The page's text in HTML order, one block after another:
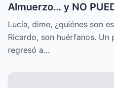
Almuerzo… y NO
Lucía, dime, ¿quiénes son
Ricardo, son huérfanos. Un
regresó a…